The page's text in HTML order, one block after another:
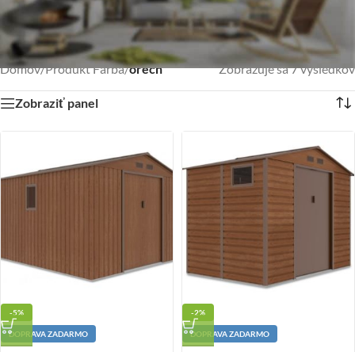
Domov/Produkt Farba/orech Zobrazuje sa 7 výsledkov
Zobraziť panel
-5%
DOPRAVA ZADARMO
-2%
DOPRAVA ZADARMO